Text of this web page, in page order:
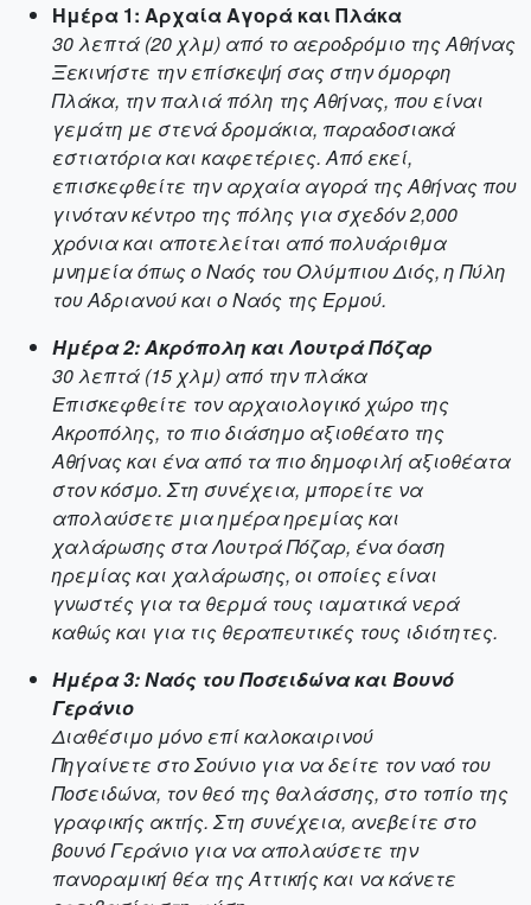
Ημέρα 1: Αρχαία Αγορά και Πλάκα
30 λεπτά (20 χλμ) από το αεροδρόμιο της Αθήνας
Ξεκινήστε την επίσκεψή σας στην όμορφη
Πλάκα, την παλιά πόλη της Αθήνας, που είναι
γεμάτη με στενά δρομάκια, παραδοσιακά
εστιατόρια και καφετέριες. Από εκεί,
επισκεφθείτε την αρχαία αγορά της Αθήνας που
γινόταν κέντρο της πόλης για σχεδόν 2,000
χρόνια και αποτελείται από πολυάριθμα
μνημεία όπως ο Ναός του Ολύμπιου Διός, η Πύλη
του Αδριανού και ο Ναός της Ερμού.
Ημέρα 2: Ακρόπολη και Λουτρά Πόζαρ
30 λεπτά (15 χλμ) από την πλάκα
Επισκεφθείτε τον αρχαιολογικό χώρο της
Ακροπόλης, το πιο διάσημο αξιοθέατο της
Αθήνας και ένα από τα πιο δημοφιλή αξιοθέατα
στον κόσμο. Στη συνέχεια, μπορείτε να
απολαύσετε μια ημέρα ηρεμίας και
χαλάρωσης στα Λουτρά Πόζαρ, ένα όαση
ηρεμίας και χαλάρωσης, οι οποίες είναι
γνωστές για τα θερμά τους ιαματικά νερά
καθώς και για τις θεραπευτικές τους ιδιότητες.
Ημέρα 3: Ναός του Ποσειδώνα και Βουνό
Γεράνιο
Διαθέσιμο μόνο επί καλοκαιρινού
Πηγαίνετε στο Σούνιο για να δείτε τον ναό του
Ποσειδώνα, τον θεό της θαλάσσης, στο τοπίο της
γραφικής ακτής. Στη συνέχεια, ανεβείτε στο
βουνό Γεράνιο για να απολαύσετε την
πανοραμική θέα της Αττικής και να κάνετε